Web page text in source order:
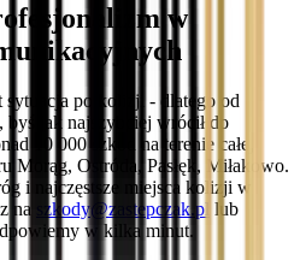
w
sytuacja po kolizji - dlatego od
jak najszybciej wrócił do
10 000 szkód na terenie całej
Morąg, Ostróda, Pasłęk, Miłakowo.
i najczęstsze miejsca kolizji w
na
szkody@zastepczak.pl lub
w kilka minut.